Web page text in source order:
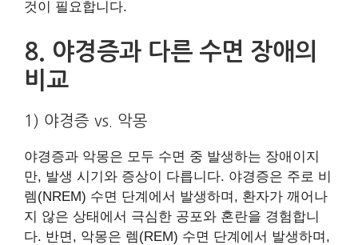
것이 필요합니다.
8. 야경증과 다른 수면 장애의
비교
1) 야경증 vs. 악몽
야경증과 악몽은 모두 수면 중 발생하는 장애이지
만, 발생 시기와 증상이 다릅니다. 야경증은 주로 비
렘(NREM) 수면 단계에서 발생하며, 환자가 깨어나
지 않은 상태에서 극심한 공포와 혼란을 경험합니
다. 반면, 악몽은 렘(REM) 수면 단계에서 발생하며,